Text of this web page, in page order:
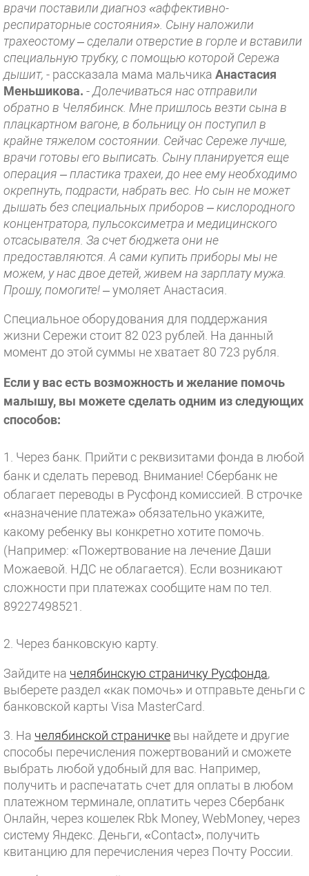
врачи поставили диагноз «аффективно-
респираторные состояния». Сыну наложили
трахеостому – сделали отверстие в горле и вставили
специальную трубку, с помощью которой Сережа
дышит, - рассказала мама мальчика Анастасия
Меньшикова. - Долечиваться нас отправили
обратно в Челябинск. Мне пришлось везти сына в
плацкартном вагоне, в больницу он поступил в
крайне тяжелом состоянии. Сейчас Сереже лучше,
врачи готовы его выписать. Сыну планируется еще
операция – пластика трахеи, до нее ему необходимо
окрепнуть, подрасти, набрать вес. Но сын не может
дышать без специальных приборов – кислородного
концентратора, пульсоксиметра и медицинского
отсасывателя. За счет бюджета они не
предоставляются. А сами купить приборы мы не
можем, у нас двое детей, живем на зарплату мужа.
Прошу, помогите!– умоляет Анастасия.
Специальное оборудования для поддержания
жизни Сережи стоит 82 023 рублей. На данный
момент до этой суммы не хватает 80 723 рубля.
Если у вас есть возможность и желание помочь
малышу, вы можете сделать одним из следующих
способов:
1. Через банк. Прийти с реквизитами фонда в любой
банк и сделать перевод. Внимание! Сбербанк не
облагает переводы в Русфонд комиссией. В строчке
«назначение платежа» обязательно укажите,
какому ребенку вы конкретно хотите помочь.
(Например: «Пожертвование на лечение Даши
Можаевой. НДС не облагается). Если возникают
сложности при платежах сообщите нам по тел.
89227498521.
2. Через банковскую карту.
Зайдите на челябинскую страничку Русфонда,
выберете раздел «как помочь» и отправьте деньги с
банковской карты Visa MasterCard.
3. На челябинской страничке вы найдете и другие
способы перечисления пожертвований и сможете
выбрать любой удобный для вас. Например,
получить и распечатать счет для оплаты в любом
платежном терминале, оплатить через Сбербанк
Онлайн, через кошелек Rbk Money, WebMoney, через
систему Яндекс. Деньги, «Contact», получить
квитанцию для перечисления через Почту России.